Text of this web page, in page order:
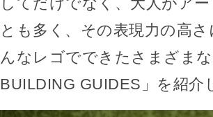
とも多く、その表現力の高
んなレゴでできたさまざま
BUILDING GUIDES」を紹介